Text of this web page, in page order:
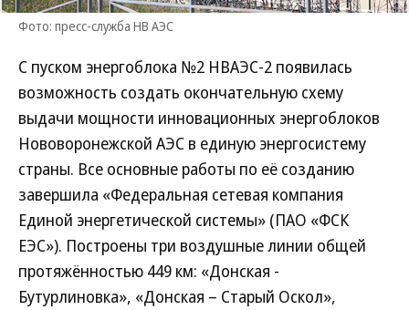
Фото: пресс-служба НВ АЭС
С пуском энергоблока №2 НВАЭС-2 появилась
возможность создать окончательную схему
выдачи мощности инновационных энергоблоков
Нововоронежской АЭС в единую энергосистему
страны. Все основные работы по её созданию
завершила «Федеральная сетевая компания
Единой энергетической системы» (ПАО «ФСК
ЕЭС»). Построены три воздушные линии общей
протяжённостью 449 км: «Донская -
Бутурлиновка», «Донская – Старый Оскол»,